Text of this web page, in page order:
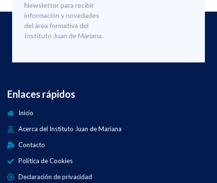
Newsletter para recibir
información y novedades
del área formativa del
Instituto Juan de Mariana.
Enlaces rápidos
Inicio
Acerca del Instituto Juan de Mariana
Contacto
Política de Cookies
Declaración de privacidad